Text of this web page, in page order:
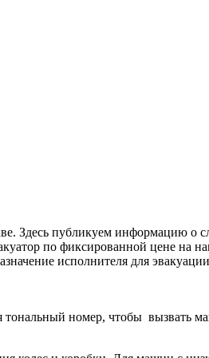
Здесь публикуем информацию о
по фиксированной цене на
исполнителя для
тональный номер, чтобы вызвать